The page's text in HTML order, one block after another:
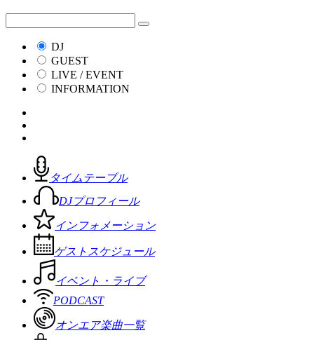
DJ
GUEST
LIVE / EVENT
INFORMATION
タイムテーブル
DJプロフィール
インフォメーション
ゲストスケジュール
イベント・ライブ
PODCAST
オンエア楽曲一覧